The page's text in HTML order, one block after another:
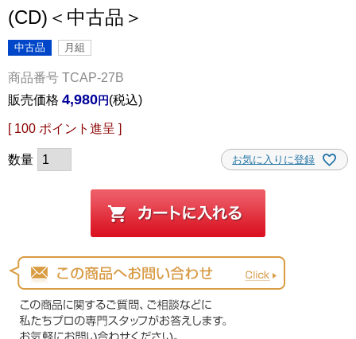
(CD)＜中古品＞
中古品 月組
商品番号 TCAP-27B
販売価格 4,980 税込
[ 100 ポイント進呈 ]
お気に入りに登録